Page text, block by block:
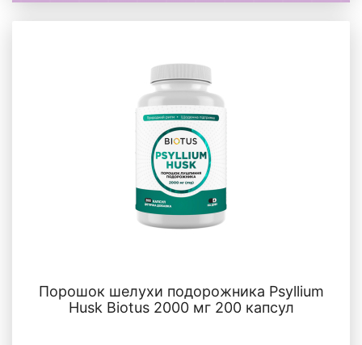
Порошок шелухи подорожника Psyllium
Husk Biotus 2000 мг 200 капсул